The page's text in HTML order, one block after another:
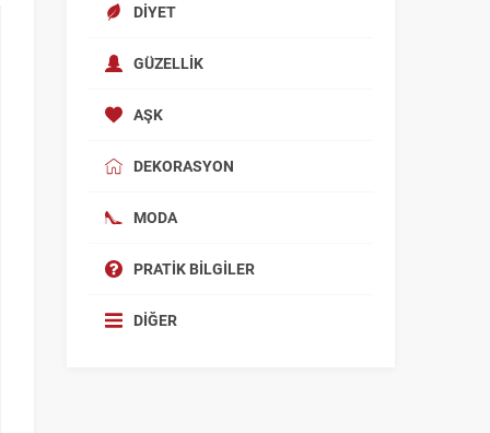
DIYET
GÜZELLIK
AŞK
DEKORASYON
MODA
PRATIK BILGILER
DIĞER